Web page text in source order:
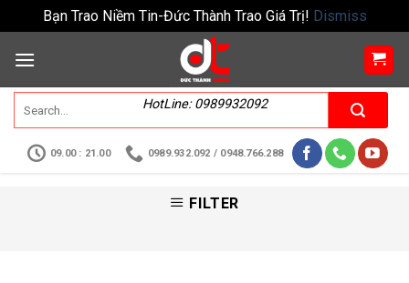
Bạn Trao Niềm Tin-Đức Thành Trao Giá Trị! Dismiss
HotLine: 0989932092
09.00 : 21.00 0989.932.092 / 0948.766.288
FILTER